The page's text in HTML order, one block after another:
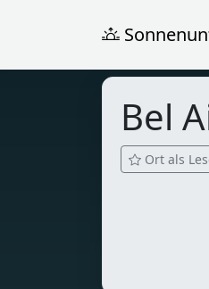
Bel
Ort als